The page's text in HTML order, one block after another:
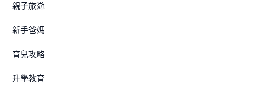
親子旅遊
新手爸媽
育兒攻略
升學教育